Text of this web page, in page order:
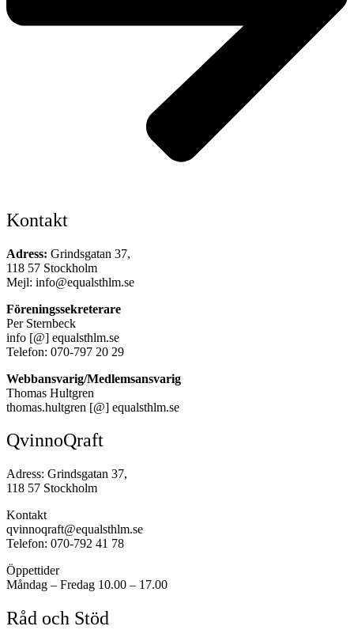
Kontakt
Adress: Grindsgatan 37,
118 57 Stockholm
Mejl: info@equalsthlm.se
Föreningssekreterare
Per Sternbeck
info [@] equalsthlm.se
Telefon: 070-797 20 29
Webbansvarig/Medlemsansvarig
Thomas Hultgren
thomas.hultgren [@] equalsthlm.se
QvinnoQraft
Adress: Grindsgatan 37,
118 57 Stockholm
Kontakt
qvinnoqraft@equalsthlm.se
Telefon: 070-792 41 78
Öppettider
Måndag – Fredag 10.00 – 17.00
Råd och Stöd